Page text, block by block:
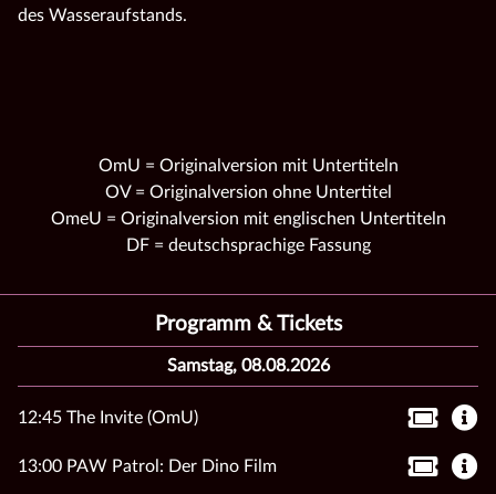
des Wasseraufstands.
OmU = Originalversion mit Untertiteln
OV = Originalversion ohne Untertitel
OmeU = Originalversion mit englischen Untertiteln
DF = deutschsprachige Fassung
Programm & Tickets
Samstag, 08.08.2026
12:45 The Invite (OmU)
13:00 PAW Patrol: Der Dino Film